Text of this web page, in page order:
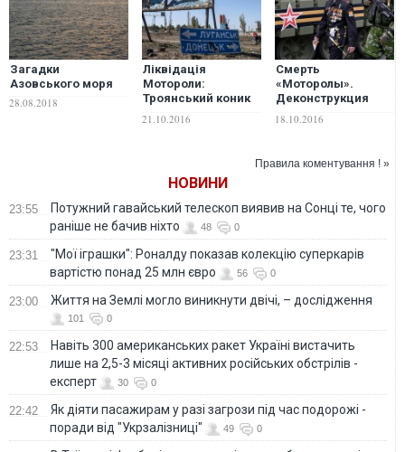
Загадки
Азовського моря
28.08.2018
Ліквідація
Мотороли:
Троянський коник
21.10.2016
Смерть
«Моторолы».
Деконструкция
18.10.2016
Правила коментування ! »
НОВИНИ
23:55
Потужний гавайський телескоп виявив на Сонці те, чого
раніше не бачив ніхто
48 0
23:31
"Мої іграшки": Роналду показав колекцію суперкарів
вартістю понад 25 млн євро
56 0
23:00 Життя на Землі могло виникнути двічі, – дослідження
101 0
22:53
Навіть 300 американських ракет Україні вистачить
лише на 2,5-3 місяці активних російських обстрілів -
експерт
30 0
22:42
Як діяти пасажирам у разі загрози під час подорожі -
поради від "Укрзалізниці"
49 0